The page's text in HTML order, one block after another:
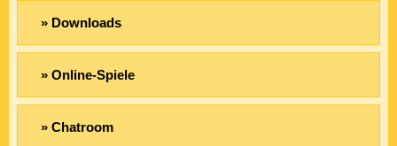
» Downloads
» Online-Spiele
» Chatroom